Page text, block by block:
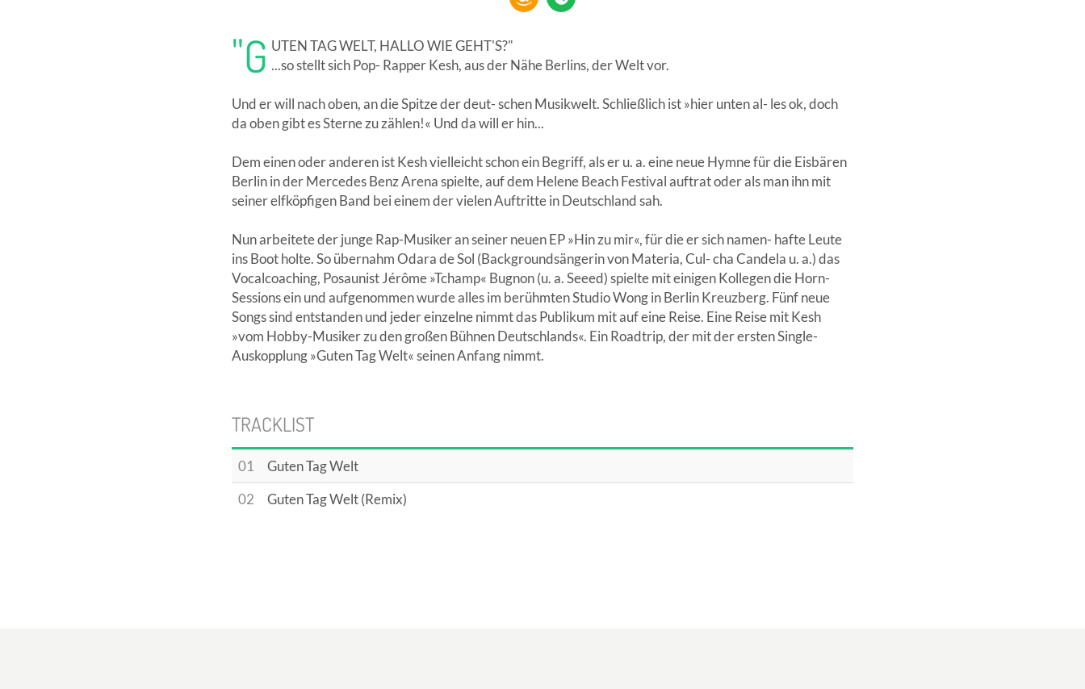
"G UTEN TAG WELT, HALLO WIE GEHT'S?"
...so stellt sich Pop- Rapper Kesh, aus der Nähe Berlins, der Welt vor.
Und er will nach oben, an die Spitze der deut- schen Musikwelt. Schließlich ist »hier unten al- les ok, doch
da oben gibt es Sterne zu zählen!« Und da will er hin...
Dem einen oder anderen ist Kesh vielleicht schon ein Begriff, als er u. a. eine neue Hymne für die Eisbären
Berlin in der Mercedes Benz Arena spielte, auf dem Helene Beach Festival auftrat oder als man ihn mit
seiner elfköpfigen Band bei einem der vielen Auftritte in Deutschland sah.
Nun arbeitete der junge Rap-Musiker an seiner neuen EP »Hin zu mir«, für die er sich namen- hafte Leute
ins Boot holte. So übernahm Odara de Sol (Backgroundsängerin von Materia, Cul- cha Candela u. a.) das
Vocalcoaching, Posaunist Jérôme »Tchamp« Bugnon (u. a. Seeed) spielte mit einigen Kollegen die Horn-
Sessions ein und aufgenommen wurde alles im berühmten Studio Wong in Berlin Kreuzberg. Fünf neue
Songs sind entstanden und jeder einzelne nimmt das Publikum mit auf eine Reise. Eine Reise mit Kesh
»vom Hobby-Musiker zu den großen Bühnen Deutschlands«. Ein Roadtrip, der mit der ersten Single-
Auskopplung »Guten Tag Welt« seinen Anfang nimmt.
TRACKLIST
01
Guten Tag Welt
02
Guten Tag Welt (Remix)